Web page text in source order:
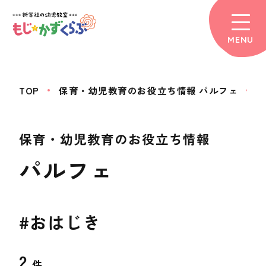
MENU
TOP 保育・幼児教育のお役立ち情報 パルフェ
保育・幼児教育のお役立ち情報
パルフェ
#おはじき
2